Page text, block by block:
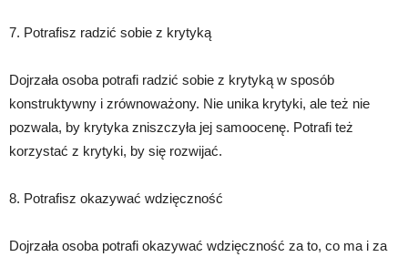
7. Potrafisz radzić sobie z krytyką
Dojrzała osoba potrafi radzić sobie z krytyką w sposób
konstruktywny i zrównoważony. Nie unika krytyki, ale też nie
pozwala, by krytyka zniszczyła jej samoocenę. Potrafi też
korzystać z krytyki, by się rozwijać.
8. Potrafisz okazywać wdzięczność
Dojrzała osoba potrafi okazywać wdzięczność za to, co ma i za